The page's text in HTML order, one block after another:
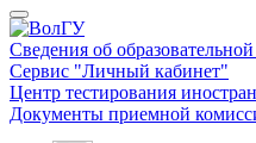
Сведения об
Сервис "Личный кабинет"
Центр тестирования
Документы приемной